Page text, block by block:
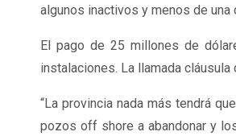
algunos inactivos y menos de una
El pago de 25 millones de
instalaciones. La llamada
“La provincia nada más tendrá
pozos off shore a abandonar y